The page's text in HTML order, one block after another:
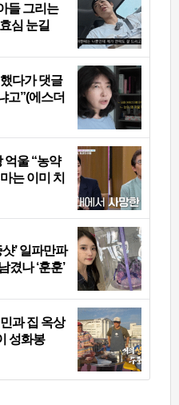
들 그리는
심 눈길
다가 댓글
고”(에스더
억울 “농약
는 이미 치
’ 일파만파
나 ‘훈훈’
과 집 옥상
성화봉